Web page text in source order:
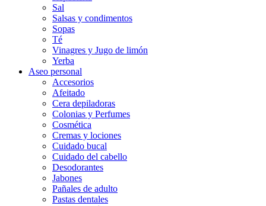
Sal
Salsas y condimentos
Sopas
Té
Vinagres y Jugo de limón
Yerba
Aseo personal
Accesorios
Afeitado
Cera depiladoras
Colonias y Perfumes
Cosmética
Cremas y lociones
Cuidado bucal
Cuidado del cabello
Desodorantes
Jabones
Pañales de adulto
Pastas dentales